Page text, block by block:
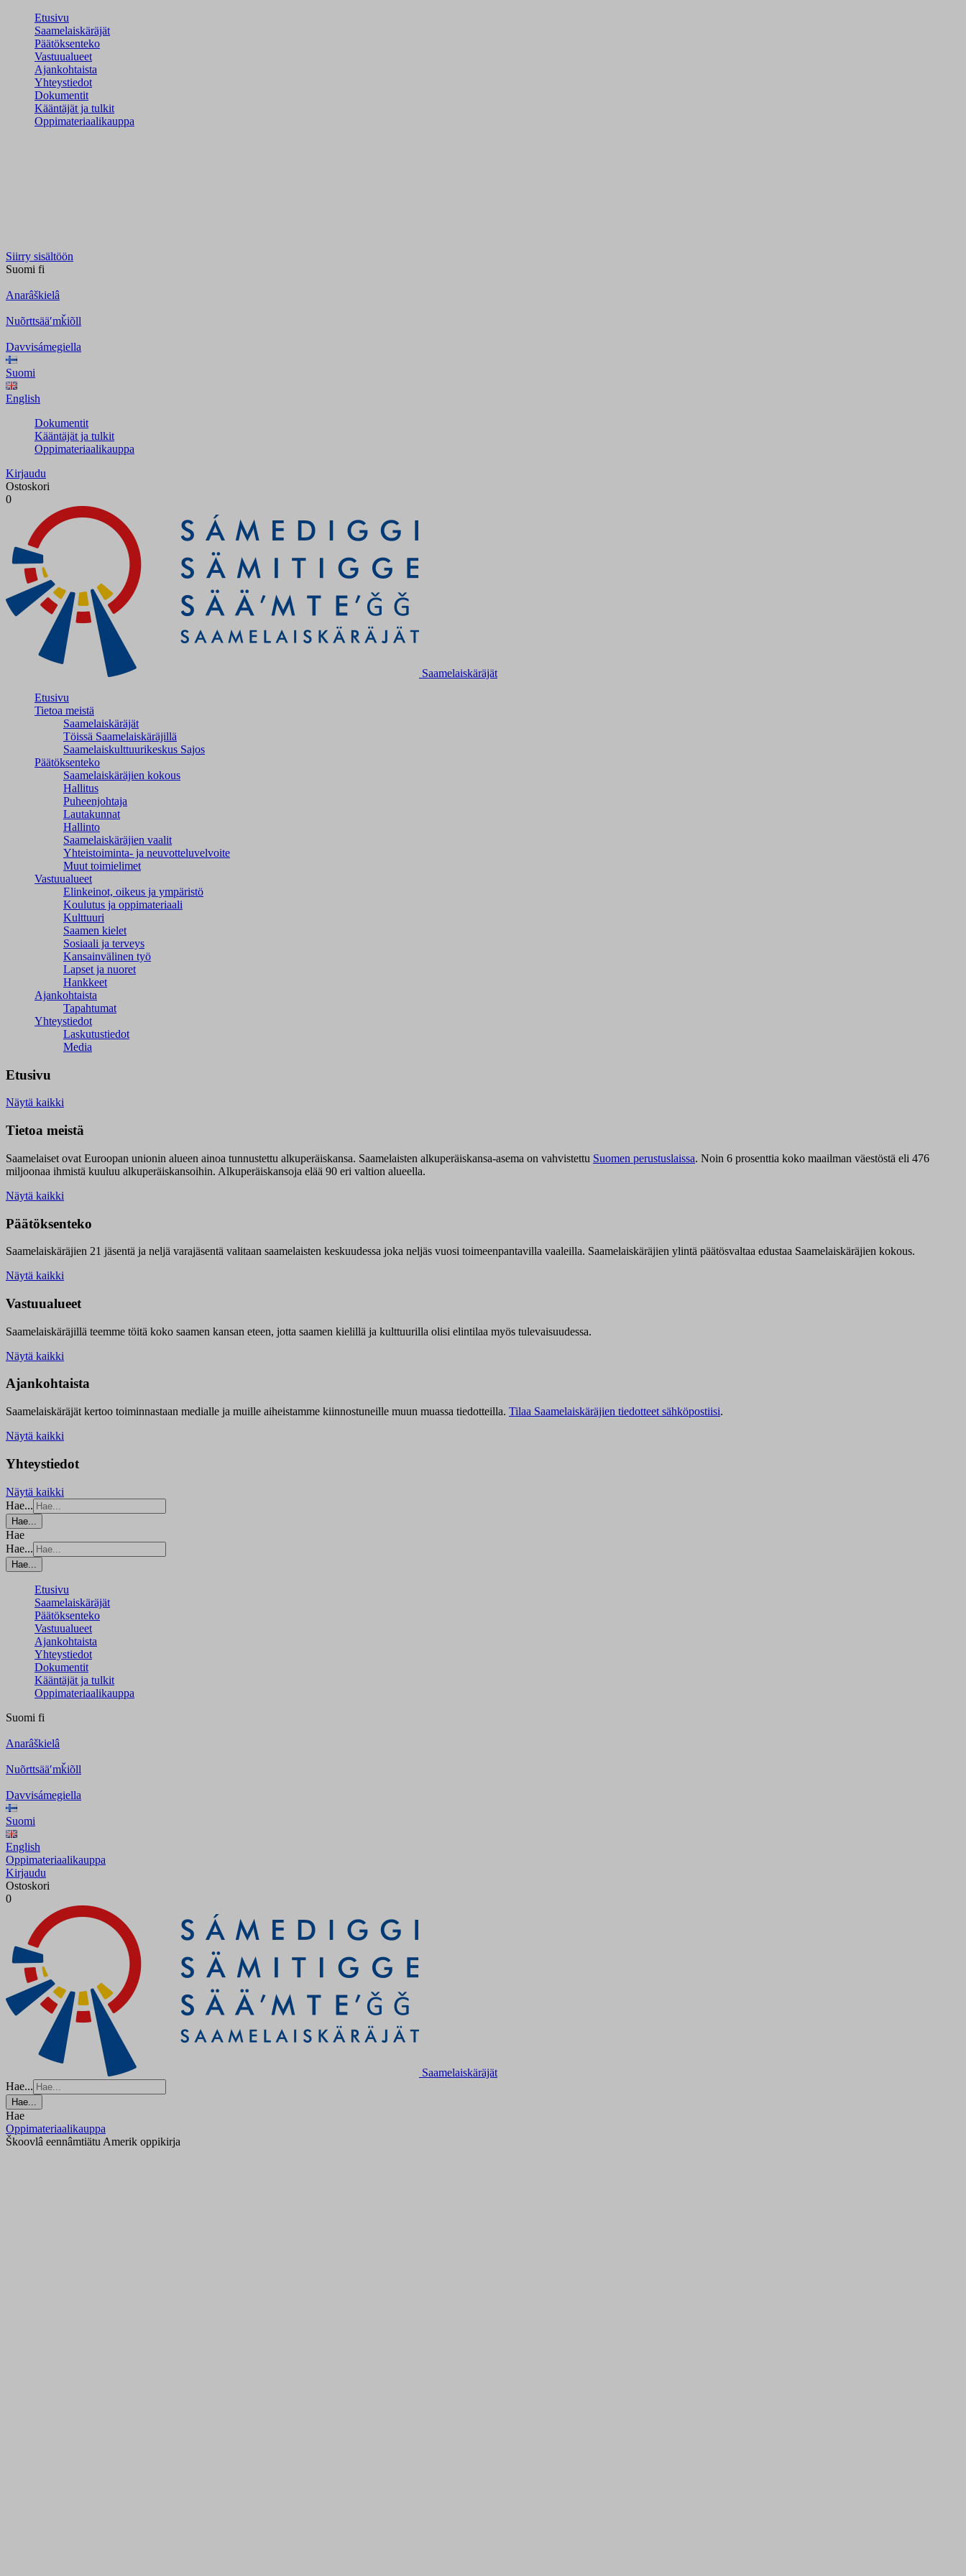
Etusivu
Saamelaiskäräjät
Päätöksenteko
Vastuualueet
Ajankohtaista
Yhteystiedot
Dokumentit
Kääntäjät ja tulkit
Oppimateriaalikauppa
Siirry sisältöön
Suomi fi
Anarâškielâ
Nuõrttsääʹmǩiõll
Davvisámegiella
Suomi
English
Dokumentit
Kääntäjät ja tulkit
Oppimateriaalikauppa
Kirjaudu
Ostoskori
0
Saamelaiskäräjät
Etusivu
Tietoa meistä
Saamelaiskäräjät
Töissä Saamelaiskäräjillä
Saamelaiskulttuuri­keskus Sajos
Päätöksenteko
Saamelaiskäräjien kokous
Hallitus
Puheenjohtaja
Lautakunnat
Hallinto
Saamelaiskäräjien vaalit
Yhteistoiminta- ja neuvotteluvelvoite
Muut toimielimet
Vastuualueet
Elinkeinot, oikeus ja ympäristö
Koulutus ja oppimateriaali
Kulttuuri
Saamen kielet
Sosiaali ja terveys
Kansainvälinen työ
Lapset ja nuoret
Hankkeet
Ajankohtaista
Tapahtumat
Yhteystiedot
Laskutustiedot
Media
Etusivu
Näytä kaikki
Tietoa meistä
Saamelaiset ovat Euroopan unionin alueen ainoa tunnustettu alkuperäiskansa. Saamelaisten alkuperäiskansa-asema on vahvistettu Suomen perustuslaissa. Noin 6 prosenttia koko maailman väestöstä eli 476
miljoonaa ihmistä kuuluu alkuperäiskansoihin. Alkuperäiskansoja elää 90 eri valtion alueella.
Näytä kaikki
Päätöksenteko
Saamelaiskäräjien 21 jäsentä ja neljä varajäsentä valitaan saamelaisten keskuudessa joka neljäs vuosi toimeenpantavilla vaaleilla. Saamelaiskäräjien ylintä päätösvaltaa edustaa Saamelaiskäräjien kokous.
Näytä kaikki
Vastuualueet
Saamelaiskäräjillä teemme töitä koko saamen kansan eteen, jotta saamen kielillä ja kulttuurilla olisi elintilaa myös tulevaisuudessa.
Näytä kaikki
Ajankohtaista
Saamelaiskäräjät kertoo toiminnastaan medialle ja muille aiheistamme kiinnostuneille muun muassa tiedotteilla. Tilaa Saamelaiskäräjien tiedotteet sähköpostiisi.
Näytä kaikki
Yhteystiedot
Näytä kaikki
Hae...
Hae...
Hae
Hae...
Hae...
Etusivu
Saamelaiskäräjät
Päätöksenteko
Vastuualueet
Ajankohtaista
Yhteystiedot
Dokumentit
Kääntäjät ja tulkit
Oppimateriaalikauppa
Suomi fi
Anarâškielâ
Nuõrttsääʹmǩiõll
Davvisámegiella
Suomi
English
Oppimateriaalikauppa
Kirjaudu
Ostoskori
0
Saamelaiskäräjät
Hae...
Hae...
Hae
Oppimateriaalikauppa
Škoovlâ eennâmtiätu Amerik oppikirja